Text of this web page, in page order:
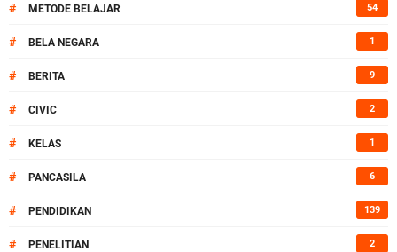
# METODE BELAJAR 54
# BELA NEGARA 1
# BERITA 9
# CIVIC 2
# KELAS 1
# PANCASILA 6
# PENDIDIKAN 139
# PENELITIAN 2